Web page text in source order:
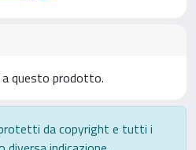
questo prodotto.
da copyright e tutti i